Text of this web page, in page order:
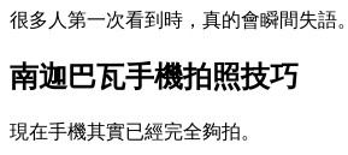
很多人第一次看到時，真的會瞬間失語。
南迦巴瓦手機拍照技巧
現在手機其實已經完全夠拍。